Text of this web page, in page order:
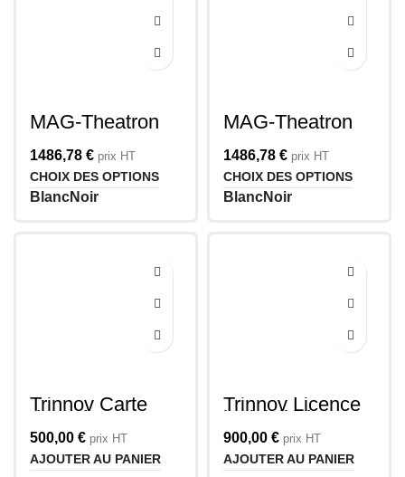
MAG-Theatron
MS8-C
1486,78 € prix HT
CHOIX DES OPTIONS
BlancNoir
MAG-Theatron
MS8-LR
1486,78 € prix HT
CHOIX DES OPTIONS
BlancNoir
Trinnov Carte
d’entrée Dante
en option pour
Amplitude16
500,00 € prix HT
AJOUTER AU PANIER
Trinnov Licence
logicielle à 2
canaux pour
AltitudeCI
900,00 € prix HT
AJOUTER AU PANIER